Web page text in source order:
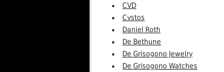
CVD
Cvstos
Daniel Roth
De Bethune
De Grisogono Jewelry
De Grisogono Watches